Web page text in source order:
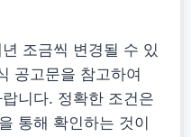
조금씩 변경될 수 있
공고문을 참고하여
니다. 정확한 조건은
통해 확인하는 것이